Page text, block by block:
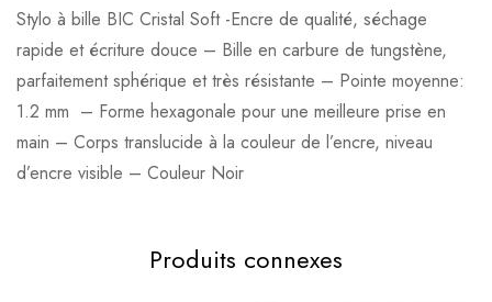
Stylo à bille BIC Cristal Soft -Encre de qualité, séchage
rapide et écriture douce – Bille en carbure de tungstène,
parfaitement sphérique et très résistante – Pointe moyenne:
1.2 mm – Forme hexagonale pour une meilleure prise en
main – Corps translucide à la couleur de l’encre, niveau
d’encre visible – Couleur Noir
Produits connexes